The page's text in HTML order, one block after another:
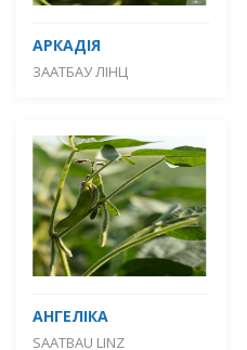
АРКАДІЯ
ЗААТБАУ ЛІНЦ
АНГЕЛІКА
SAATBAU LINZ